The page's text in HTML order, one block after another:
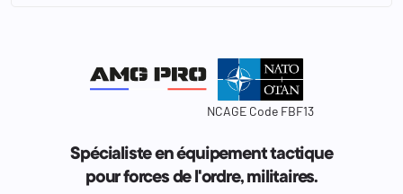
NCAGE Code FBF13
Spécialiste en équipement tactique
pour forces de l'ordre, militaires.